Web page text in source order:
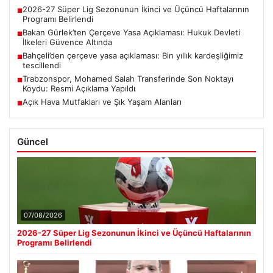
■2026-27 Süper Lig Sezonunun İkinci ve Üçüncü Haftalarının
Programı Belirlendi
■Bakan Gürlek’ten Çerçeve Yasa Açıklaması: Hukuk Devleti
İlkeleri Güvence Altında
■Bahçeli’den çerçeve yasa açıklaması: Bin yıllık kardeşliğimiz
tescillendi
■Trabzonspor, Mohamed Salah Transferinde Son Noktayı
Koydu: Resmi Açıklama Yapıldı
■Açık Hava Mutfakları ve Şık Yaşam Alanları
Güncel
07/08/2026
2026-27 Süper Lig Sezonunun İkinci ve Üçüncü Haftalarının
Programı Belirlendi